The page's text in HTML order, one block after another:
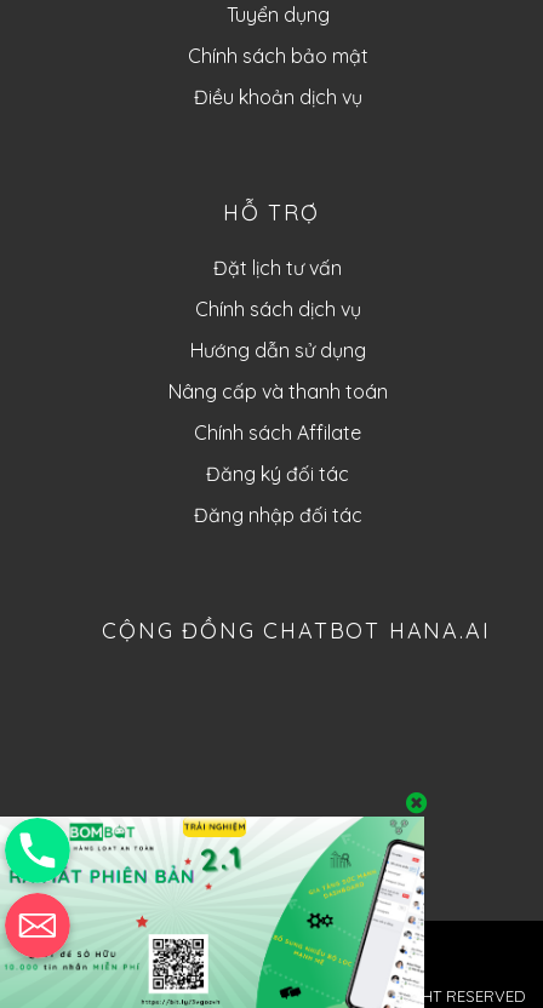
Tuyển dụng
Chính sách bảo mật
Điều khoản dịch vụ
HỖ TRỢ
Đặt lịch tư vấn
Chính sách dịch vụ
Hướng dẫn sử dụng
Nâng cấp và thanh toán
Chính sách Affilate
Đăng ký đối tác
Đăng nhập đối tác
CỘNG ĐỒNG CHATBOT HANA.AI
@ 2018 SAOBACDAU TECHNOLOGIES GROUP. ALL RIGHT RESERVED